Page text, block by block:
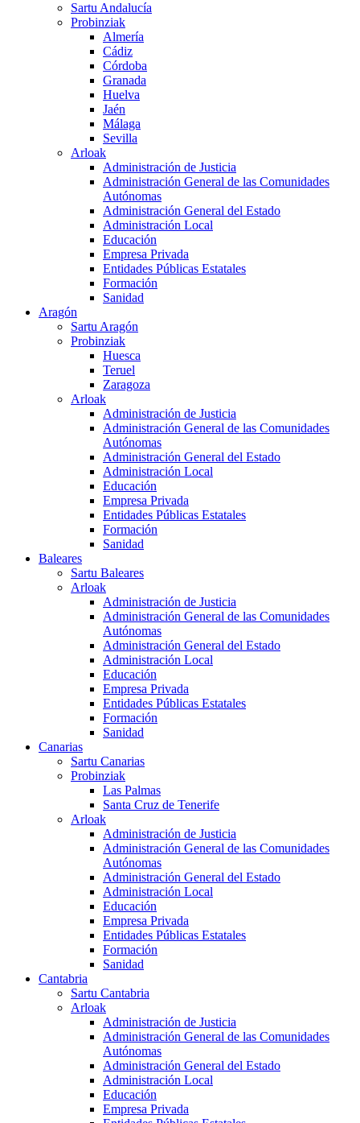
Sartu Andalucía
Probinziak
Almería
Cádiz
Córdoba
Granada
Huelva
Jaén
Málaga
Sevilla
Arloak
Administración de Justicia
Administración General de las Comunidades
Autónomas
Administración General del Estado
Administración Local
Educación
Empresa Privada
Entidades Públicas Estatales
Formación
Sanidad
Aragón
Sartu Aragón
Probinziak
Huesca
Teruel
Zaragoza
Arloak
Administración de Justicia
Administración General de las Comunidades
Autónomas
Administración General del Estado
Administración Local
Educación
Empresa Privada
Entidades Públicas Estatales
Formación
Sanidad
Baleares
Sartu Baleares
Arloak
Administración de Justicia
Administración General de las Comunidades
Autónomas
Administración General del Estado
Administración Local
Educación
Empresa Privada
Entidades Públicas Estatales
Formación
Sanidad
Canarias
Sartu Canarias
Probinziak
Las Palmas
Santa Cruz de Tenerife
Arloak
Administración de Justicia
Administración General de las Comunidades
Autónomas
Administración General del Estado
Administración Local
Educación
Empresa Privada
Entidades Públicas Estatales
Formación
Sanidad
Cantabria
Sartu Cantabria
Arloak
Administración de Justicia
Administración General de las Comunidades
Autónomas
Administración General del Estado
Administración Local
Educación
Empresa Privada